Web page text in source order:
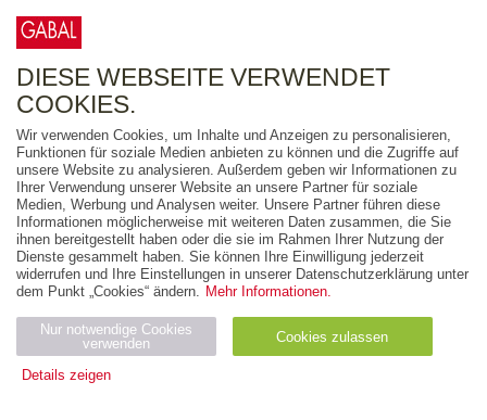
FREITEXT
AUSGABEART
AUS DER REIHE
ZUM THEMA
Neuerscheinung
Bestseller
PREIS
DIESE WEBSEITE VERWENDET
COOKIES.
Wir verwenden Cookies, um Inhalte und Anzeigen zu personalisieren,
Funktionen für soziale Medien anbieten zu können und die Zugriffe auf
unsere Website zu analysieren. Außerdem geben wir Informationen zu
Ihrer Verwendung unserer Website an unsere Partner für soziale
Medien, Werbung und Analysen weiter. Unsere Partner führen diese
Informationen möglicherweise mit weiteren Daten zusammen, die Sie
ihnen bereitgestellt haben oder die sie im Rahmen Ihrer Nutzung der
Dienste gesammelt haben. Sie können Ihre Einwilligung jederzeit
widerrufen und Ihre Einstellungen in unserer Datenschutzerklärung unter
dem Punkt „Cookies“ ändern. Mehr Informationen.
Nur notwendige Cookies
verwenden
Cookies zulassen
Details zeigen